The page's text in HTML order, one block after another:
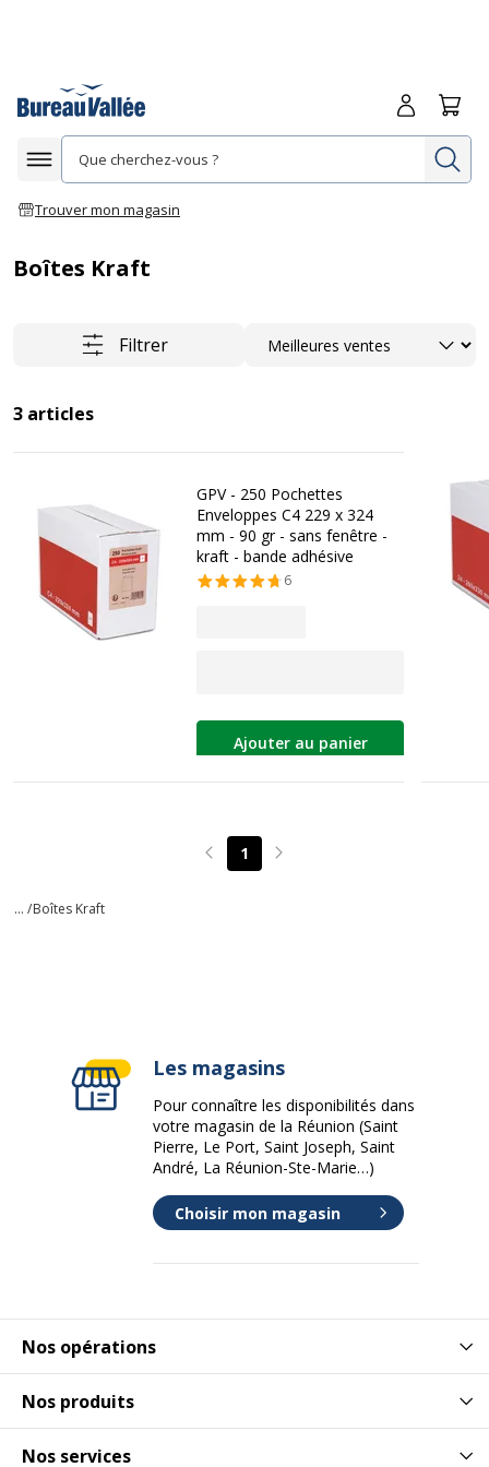
Afficher la navigation
Trouver mon magasin
Me
Boîtes Kraft
Filtrer Trier
3 articles
GPV - 250 Pochettes
Enveloppes C4 229 x 324
mm - 90 gr - sans fenêtre -
kraft - bande adhésive
6
Ajouter au panier
Page précédente
1 Page suivante
... /Boîtes Kraft
Nos opérations
Nos produits
Nos services
Les magasins
Pour connaître les disponibilités dans
votre magasin de la Réunion (Saint
Pierre, Le Port, Saint Joseph, Saint
André, La Réunion-Ste-Marie…)
Choisir mon magasin